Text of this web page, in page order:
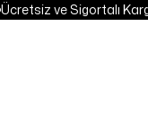
ve Sigortalı Kargo